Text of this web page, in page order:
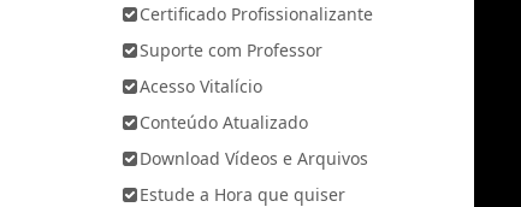
Certificado Profissionalizante
Suporte com Professor
Acesso Vitalício
Conteúdo Atualizado
Download Vídeos e Arquivos
Estude a Hora que quiser